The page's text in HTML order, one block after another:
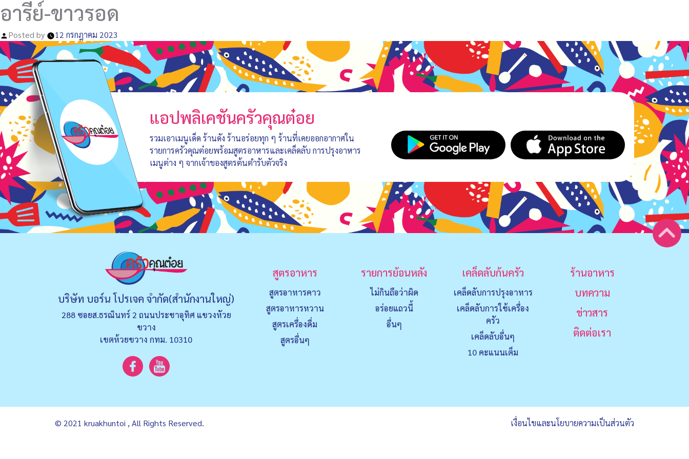
อารีย์-ขาวรอด
Posted by 12 กรกฎาคม 2023
แอปพลิเคชันครัวคุณต๋อย
รวมเอาเมนูเด็ด ร้านดัง ร้านอร่อยทุก ๆ ร้านที่เคยออกอากาศใน
รายการครัวคุณต๋อยพร้อมสูตรอาหารและเคล็ดลับ การปรุงอาหาร
เมนูต่าง ๆ จากเจ้าของสูตรต้นตำรับตัวจริง
บริษัท บอร์น โปรเจค จำกัด(สำนักงานใหญ่)
288 ซอยส.ธรณินทร์ 2 ถนนประชาอุทิศ แขวงหัวย
ขวาง
เขตห้วยขวาง กทม. 10310
สูตรอาหาร
สูตรอาหารคาว
สูตรอาหารหวาน
สูตรเครื่องดื่ม
สูตรอื่นๆ
รายการย้อนหลัง
ไม่กินถือว่าผิด
อร่อยแถวนี้
อื่นๆ
เคล็ดลับก้นครัว
เคล็ดลับการปรุงอาหาร
เคล็ดลับการใช้เครื่อง
ครัว
เคล็ดลับอื่นๆ
10 คะแนนเต็ม
ร้านอาหาร
บทความ
ข่าวสาร
ติดต่อเรา
เงื่อนไขและนโยบายความเป็นส่วนตัว
© 2021 kruakhuntoi , All Rights Reserved.